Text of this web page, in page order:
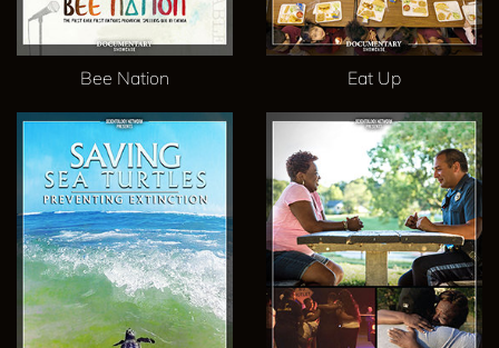
Bee Nation Eat Up